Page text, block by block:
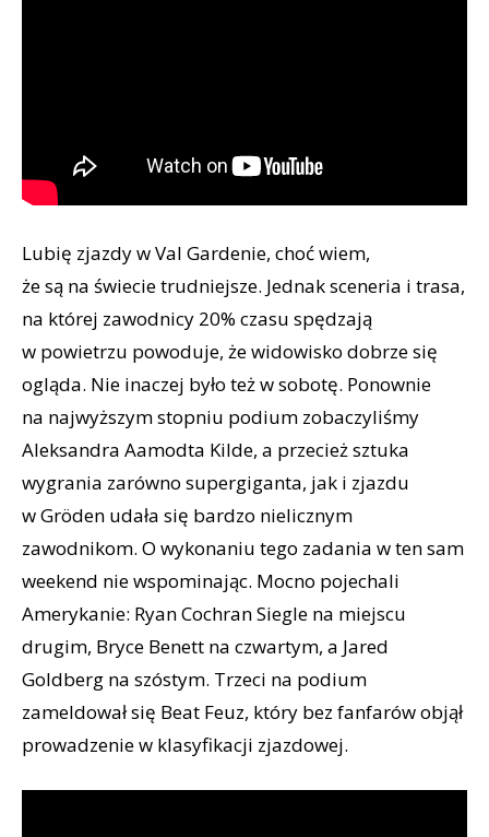
Lubię zjazdy w Val Gardenie, choć wiem,
że są na świecie trudniejsze. Jednak sceneria i trasa,
na której zawodnicy 20% czasu spędzają
w powietrzu powoduje, że widowisko dobrze się
ogląda. Nie inaczej było też w sobotę. Ponownie
na najwyższym stopniu podium zobaczyliśmy
Aleksandra Aamodta Kilde, a przecież sztuka
wygrania zarówno supergiganta, jak i zjazdu
w Gröden udała się bardzo nielicznym
zawodnikom. O wykonaniu tego zadania w ten sam
weekend nie wspominając. Mocno pojechali
Amerykanie: Ryan Cochran Siegle na miejscu
drugim, Bryce Benett na czwartym, a Jared
Goldberg na szóstym. Trzeci na podium
zameldował się Beat Feuz, który bez fanfarów objął
prowadzenie w klasyfikacji zjazdowej.